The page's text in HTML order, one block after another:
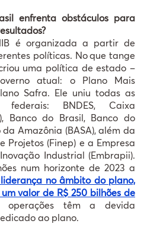
enfrenta obstáculos para
é organizada a partir de
políticas. No que tange
uma política de estado –
atual: o Plano Mais
Safra. Ele uniu todas as
federais: BNDES, Caixa
Banco do Brasil, Banco do
Amazônia (BASA), além da
Projetos (Finep) e a Empresa
Industrial (Embrapii).
num horizonte de 2023 a
no âmbito do plano,
valor de R$ 250 bilhões de
têm a devida
ao plano.